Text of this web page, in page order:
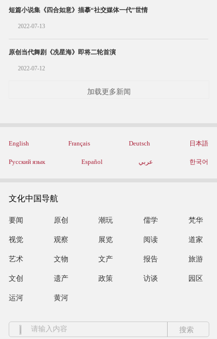
短篇小说集《四合如意》描摹“社交媒体一代”世情
2022-07-13
原创当代舞剧《冼星海》即将二轮首演
2022-07-12
加载更多新闻
English Français Deutsch 日本語
Русский язык Español عربي 한국어
文化中国导航
要闻 原创 潮玩 儒学 梵华
视觉 观察 展览 阅读 道家
艺术 文物 文产 报告 旅游
文创 遗产 政策 访谈 园区
运河 黄河